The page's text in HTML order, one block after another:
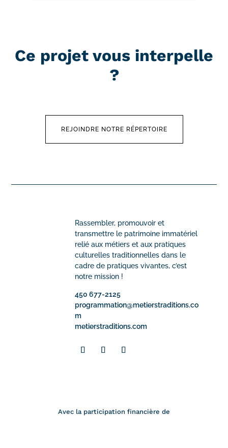
Ce projet vous interpelle
?
REJOINDRE NOTRE RÉPERTOIRE
Rassembler, promouvoir et
transmettre le patrimoine immatériel
relié aux métiers et aux pratiques
culturelles traditionnelles dans le
cadre de pratiques vivantes, c’est
notre mission !
450 677-2125
programmation@metierstraditions.co
m
metierstraditions.com
Avec la participation financière de